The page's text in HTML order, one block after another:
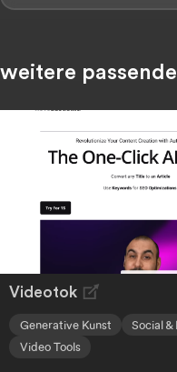
weitere
Videotok
Generative Kunst
Social
Video Tools